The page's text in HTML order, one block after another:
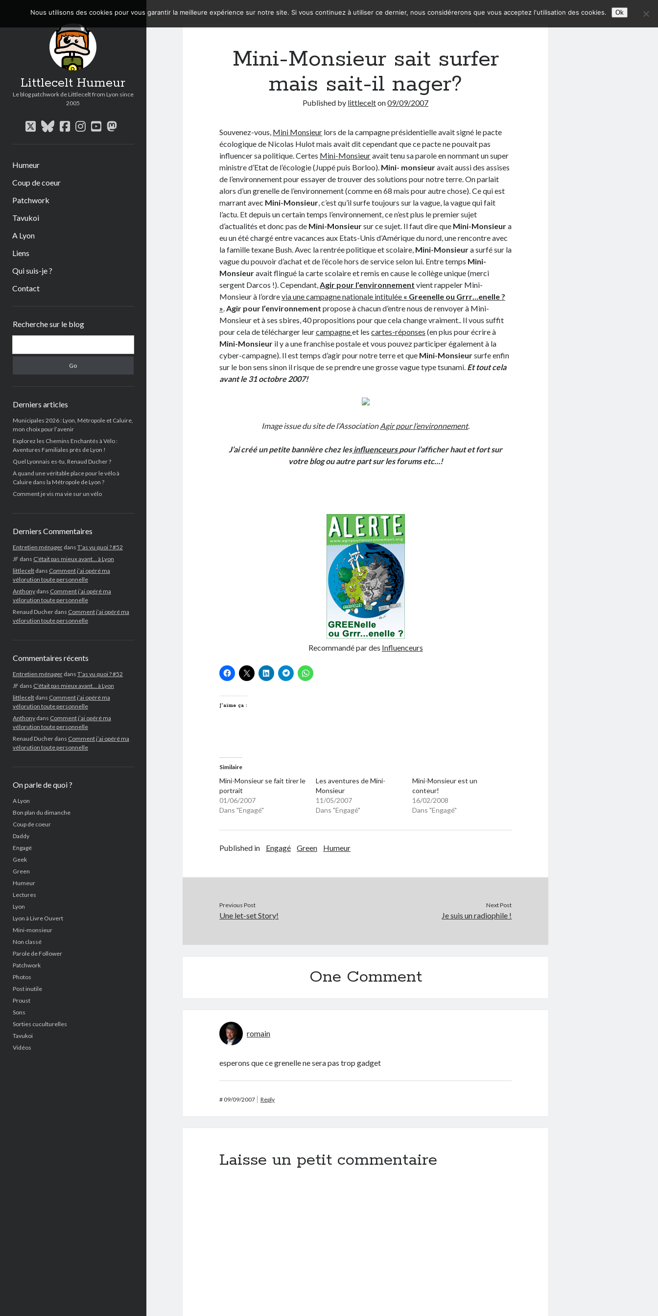
Littlecelt Humeur
Le blog patchwork de Littlecelt from Lyon since
2005
twitterbluesky
facebook
instagram
youtube
mastodon
Humeur
Coup de coeur
Patchwork
Tavukoi
A Lyon
Liens
Qui suis-je ?
Contact
Recherche sur le blog
Derniers articles
Municipales 2026 : Lyon, Métropole et Caluire,
mon choix pour l’avenir
Explorez les Chemins Enchantés à Vélo :
Aventures Familiales près de Lyon !
Quel Lyonnais es-tu, Renaud Ducher ?
A quand une véritable place pour le vélo à
Caluire dans la Métropole de Lyon ?
Comment je vis ma vie sur un vélo
Derniers Commentaires
Entretien ménagerdans T’as vu quoi ? #52
JF dans C’était pas mieux avant… à Lyon
littleceltdans Comment j’ai opéré ma
vélorution toute personnelle
Anthonydans Comment j’ai opéré ma
vélorution toute personnelle
Renaud Ducherdans Comment j’ai opéré ma
vélorution toute personnelle
Commentaires récents
Entretien ménagerdans T’as vu quoi ? #52
JF dans C’était pas mieux avant… à Lyon
littleceltdans Comment j’ai opéré ma
vélorution toute personnelle
Anthonydans Comment j’ai opéré ma
vélorution toute personnelle
Renaud Ducherdans Comment j’ai opéré ma
vélorution toute personnelle
On parle de quoi ?
A Lyon
Bon plan du dimanche
Coup de coeur
Daddy
Engagé
Geek
Green
Humeur
Lectures
Lyon
Lyon à Livre Ouvert
Mini-monsieur
Non classé
Parole de Follower
Patchwork
Photos
Post inutile
Proust
Sons
Sorties cuculturelles
Tavukoi
Vidéos
Mini-Monsieur sait surfer
mais sait-il nager?
Published by littlecelton09/09/2007
Souvenez-vous, Mini Monsieur lors de la campagne présidentielle avait signé le pacte
écologique de Nicolas Hulot mais avait dit cependant que ce pacte ne pouvait pas
influencer sa politique. Certes Mini-Monsieuravait tenu sa parole en nommant un super
ministre d’Etat de l’écologie (Juppé puis Borloo). Mini- monsieuravait aussi des assises
de l’environnement pour essayer de trouver des solutions pour notre terre. On parlait
alors d’un grenelle de l’environnement (comme en 68 mais pour autre chose). Ce qui est
marrant avec Mini-Monsieur, c’est qu’il surfe toujours sur la vague, la vague qui fait
l’actu. Et depuis un certain temps l’environnement, ce n’est plus le premier sujet
d’actualités et donc pas de Mini-Monsieursur ce sujet. Il faut dire que Mini-Monsieura
eu un été chargé entre vacances aux Etats-Unis d’Amérique du nord, une rencontre avec
la famille texane Bush. Avec la rentrée politique et scolaire, Mini-Monsieura surfé sur la
vague du pouvoir d’achat et de l’école hors de service selon lui. Entre temps Mini-
Monsieuravait flingué la carte scolaire et remis en cause le collège unique (merci
sergent Darcos !). Cependant,Agir pour l’environnement vient rappeler Mini-
Monsieur à l’ordrevia une campagne nationale intitulée « Greenelle ou Grrr…enelle ?
».Agir pour l’environnement propose à chacun d’entre nous de renvoyer à Mini-
Monsieur et à ses sbires, 40 propositions pour que cela change vraiment.. Il vous suffit
pour cela de télécharger leurcampagneet lescartes-réponses (en plus pour écrire à
Mini-Monsieur il y a une franchise postale et vous pouvez participer également à la
cyber-campagne). Il est temps d’agir pour notre terre et que Mini-Monsieursurfe enfin
sur le bon sens sinon il risque de se prendre une grosse vague type tsunami. Et tout cela
avant le 31 octobre 2007!
Image issue du site de l’AssociationAgir pour l’environnement.
J’ai créé un petite bannière chez lesinfluenceurspour l’afficher haut et fort sur
votre blog ou autre part sur les forums etc…!
Recommandé par des Influenceurs
J’aime ça :
Similaire
Mini-Monsieur se fait tirer le
portrait
01/06/2007
Dans "Engagé"
Les aventures de Mini-
Monsieur
11/05/2007
Dans "Engagé"
Mini-Monsieur est un
conteur!
16/02/2008
Dans "Engagé"
Published in Engagé Green Humeur
Previous Post
Une let-set Story!
Next Post
Je suis un radiophile !
One Comment
romain
esperons que ce grenelle ne sera pas trop gadget
#09/09/2007 Reply
Laisse un petit commentaire
Nous utilisons des cookies pour vous garantir la meilleure expérience sur notre site. Si vous continuez à utiliser ce dernier, nous considérerons que vous acceptez l'utilisation des cookies. Ok